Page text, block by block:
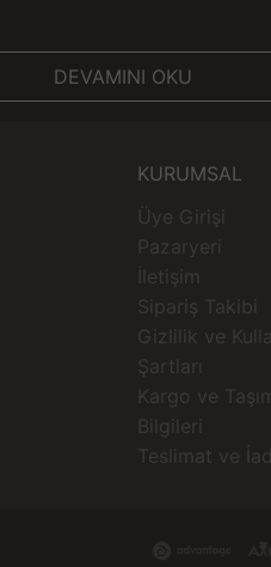
DEVAMINI OKU
KURUMSAL
Üye Girişi
Pazaryeri
İletişim
Sipariş Takibi
Gizlilik ve
Şartları
Kargo ve
Bilgileri
Teslimat ve